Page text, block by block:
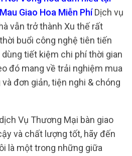
Giao Hoa Miễn PhíDịch vụ
vẫn trở thành Xu thế rất
buổi công nghệ tiên tiến
tiết kiệm chi phí thời gian
đó mang về trải nghiệm mua
đơn giản, tiện nghi & chóng
Vụ Thương Mại bàn giao
và chất lượng tốt, hãy đến
là một trong những giữa